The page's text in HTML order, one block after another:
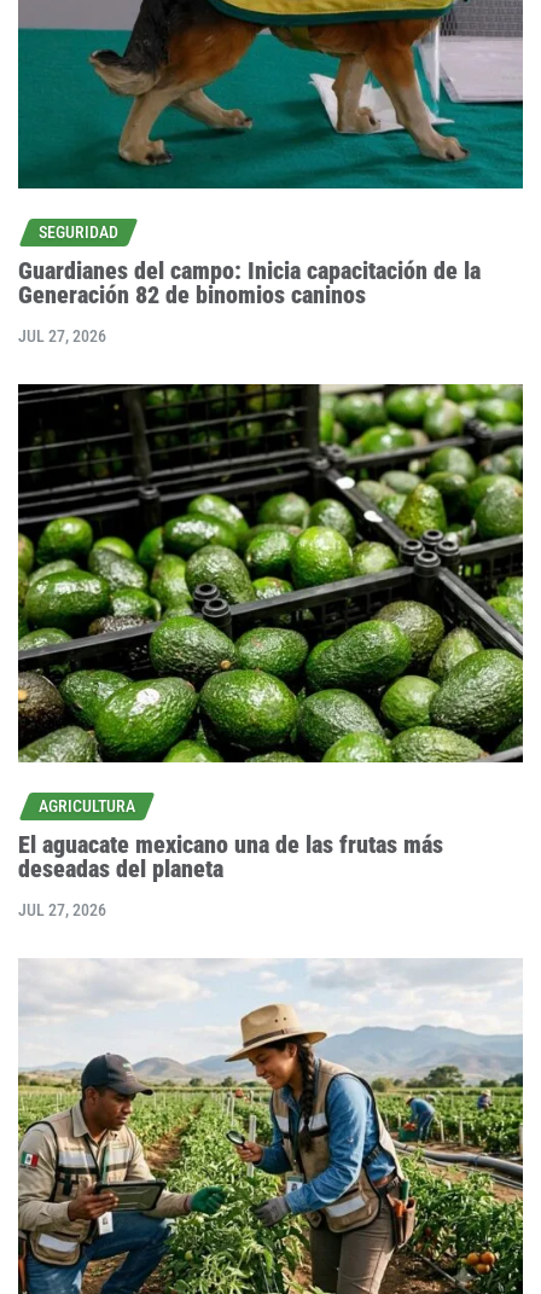
SEGURIDAD
Guardianes del campo: Inicia capacitación de la
Generación 82 de binomios caninos
JUL 27, 2026
AGRICULTURA
El aguacate mexicano una de las frutas más
deseadas del planeta
JUL 27, 2026